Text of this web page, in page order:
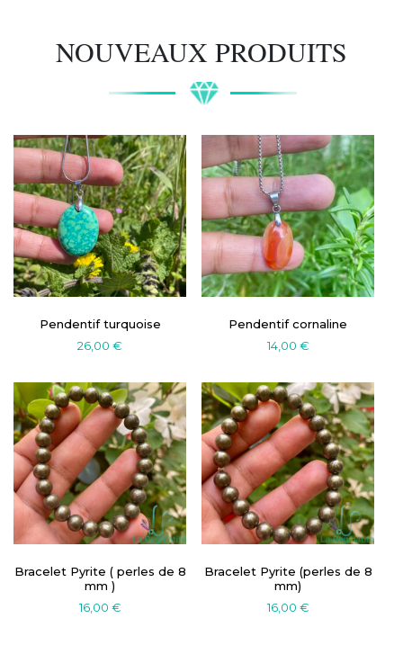
NOUVEAUX PRODUITS
Pendentif turquoise
26,00€
Pendentif cornaline
14,00 €
Bracelet Pyrite ( perles de 8
mm )
16,00 €
Bracelet Pyrite (perles de 8
mm)
16,00 €